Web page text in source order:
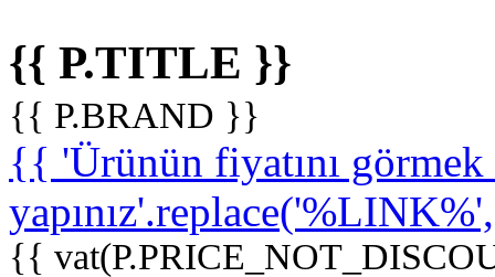
{{ P.TITLE }}
{{ P.BRAND }}
{{ 'Ürünün fiyatını
{{